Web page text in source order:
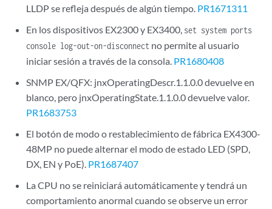
LLDP se refleja después de algún tiempo. PR1671311
En los dispositivos EX2300 y EX3400, set system ports
console log-out-on-disconnect no permite al usuario
iniciar sesión a través de la consola. PR1680408
SNMP EX/QFX: jnxOperatingDescr.1.1.0.0 devuelve en
blanco, pero jnxOperatingState.1.1.0.0 devuelve valor.
PR1683753
El botón de modo o restablecimiento de fábrica EX4300-
48MP no puede alternar el modo de estado LED (SPD,
DX, EN y PoE). PR1687407
La CPU no se reiniciará automáticamente y tendrá un
comportamiento anormal cuando se observe un error